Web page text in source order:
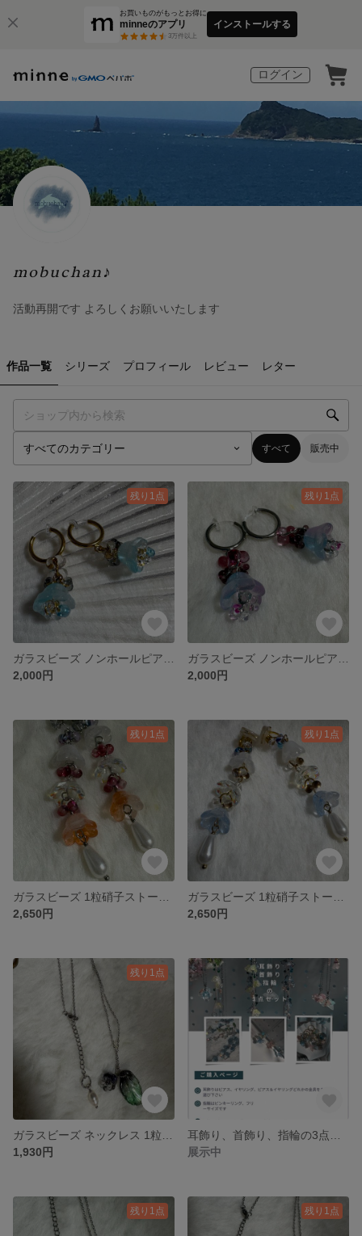
お買いものがもっとお得に
minneのアプリ
3万件以上
インストールする
ログイン
mobuchan♪
活動再開です よろしくお願いいたします
作品一覧 シリーズ プロフィール レビュー レター
すべて 販売中
残り1点
2,000円
残り1点
2,000円
残り1点
2,650円
残り1点
2,650円
残り1点
1,930円
展示中
残り1点 残り1点